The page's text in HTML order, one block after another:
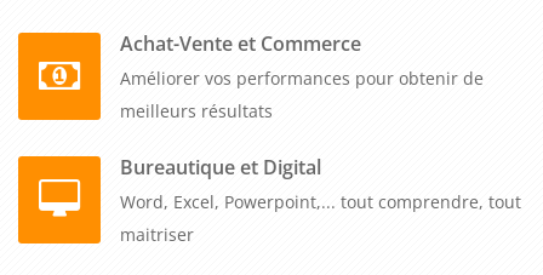
ou en distanciel, partout en France, nous nous adaptons à
votre planning et à vos contraintes opérationnelles. Notre
garantie premier inscrit maintient la session dès qu'un
un à cinq participants. Se former à l'habilitation électrique BP
BR photovoltaïque devient ainsi accessible et flexible,
permettant à vos collaborateurs d'acquérir les compétences
Achat-Vente et Commerce
Améliorer vos performances pour obtenir de
meilleurs résultats
Bureautique et Digital
Word, Excel, Powerpoint,... tout comprendre, tout
maitriser